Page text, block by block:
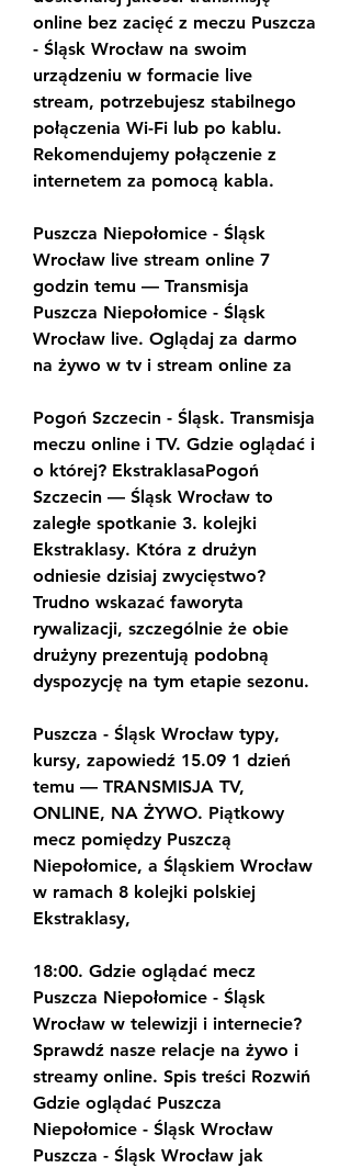
online bez zacięć z meczu Puszcza
- Śląsk Wrocław na swoim
urządzeniu w formacie live
stream, potrzebujesz stabilnego
połączenia Wi-Fi lub po kablu.
Rekomendujemy połączenie z
internetem za pomocą kabla.
Puszcza Niepołomice - Śląsk
Wrocław live stream online 7
godzin temu — Transmisja
Puszcza Niepołomice - Śląsk
Wrocław live. Oglądaj za darmo
na żywo w tv i stream online za
Pogoń Szczecin - Śląsk. Transmisja
meczu online i TV. Gdzie oglądać i
o której? EkstraklasaPogoń
Szczecin — Śląsk Wrocław to
zaległe spotkanie 3. kolejki
Ekstraklasy. Która z drużyn
odniesie dzisiaj zwycięstwo?
Trudno wskazać faworyta
rywalizacji, szczególnie że obie
drużyny prezentują podobną
dyspozycję na tym etapie sezonu.
Puszcza - Śląsk Wrocław typy,
kursy, zapowiedź 15.09 1 dzień
temu — TRANSMISJA TV,
ONLINE, NA ŻYWO. Piątkowy
mecz pomiędzy Puszczą
Niepołomice, a Śląskiem Wrocław
w ramach 8 kolejki polskiej
Ekstraklasy,
18:00. Gdzie oglądać mecz
Puszcza Niepołomice - Śląsk
Wrocław w telewizji i internecie?
Sprawdź nasze relacje na żywo i
streamy online. Spis treści Rozwiń
Gdzie oglądać Puszcza
Niepołomice - Śląsk Wrocław
Puszcza - Śląsk Wrocław jak